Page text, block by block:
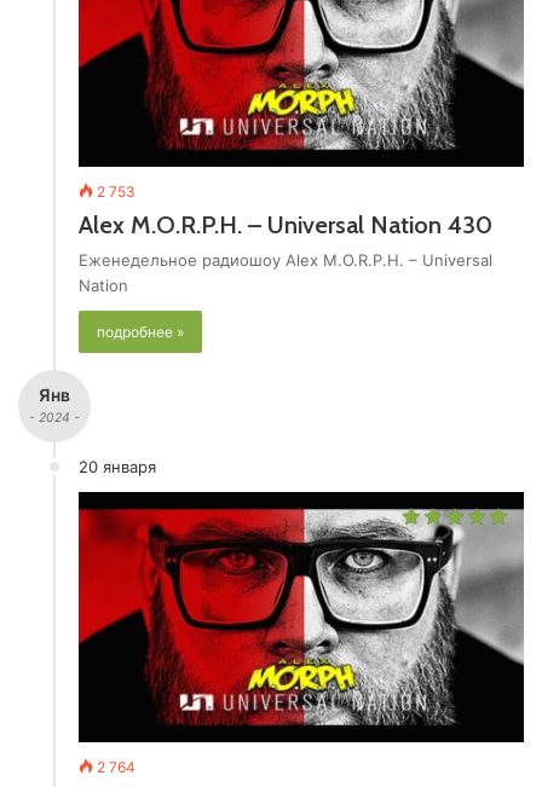
2 753
Alex M.O.R.P.H. – Universal Nation 430
Еженедельное радиошоу Alex M.O.R.P.H. – Universal
Nation
подробнее »
Янв
- 2024 -
20 января
2 764